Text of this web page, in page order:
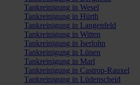
Tankreinigung in Wesel
Tankreinigung in Hürth
Tankreinigung in Langenfeld
Tankreinigung in Witten
Tankreinigung in Iserlohn
Tankreinigung in Lünen
Tankreinigung in Marl
Tankreinigung in Castrop-Rauxel
Tankreinigung in Lüdenscheid